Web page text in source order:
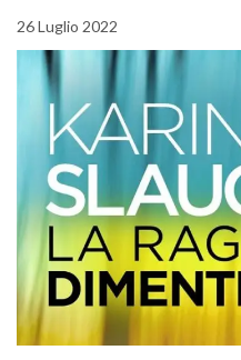
26 Luglio 2022